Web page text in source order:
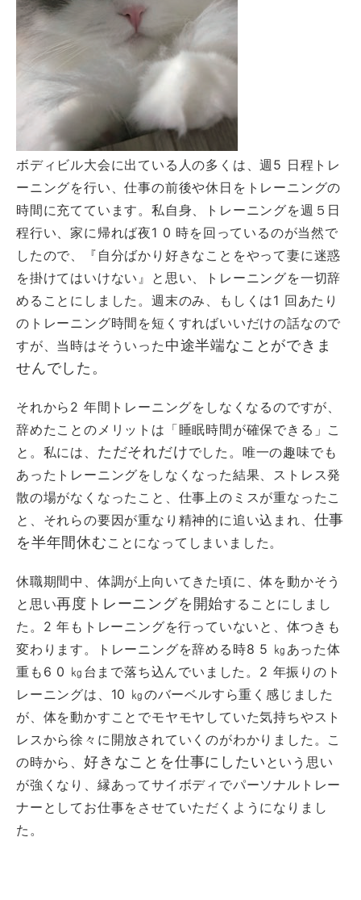
ボディビル大会に出ている人の多くは、週5 日程トレ
ーニングを行い、仕事の前後や休日をトレーニングの
時間に充てています。私自身、トレーニングを週５日
程行い、家に帰れば夜1 0 時を回っているのが当然で
したので、『自分ばかり好きなことをやって妻に迷惑
を掛けてはいけない』と思い、トレーニングを一切辞
めることにしました。週末のみ、もしくは1 回あたり
のトレーニング時間を短くすればいいだけの話なので
すが、当時はそういった 中途半端なことができま
せんでした。
それから2 年間トレーニングをしなくなるのですが、
辞めたことのメリットは「睡眠時間が確保できる」こ
と。私には、 ただそれだけでした。唯一の趣味でも
あったトレーニングをしなくなった結果、ストレス発
散の場がなくなったこと、仕事上のミスが重なったこ
と、それらの要因が重なり精神的に追い込まれ、 仕事
を半年間休む ことになってしまいました。
休職期間中、体調が上向いてきた頃に、体を動かそう
と思い再度トレーニングを開始することにしまし
た。2 年もトレーニングを行っていないと、体つきも
変わります。トレーニングを辞める時8 5 ㎏あった体
重も6 0 ㎏台まで落ち込んでいました。2 年振りのト
レーニングは、10 ㎏のバーベルすら重く感じました
が、体を動かすことでモヤモヤしていた気持ちやスト
レスから徐々に開放されていくのがわかりました。こ
の時から、 好きなことを仕事にしたい という思い
が強くなり、縁あってサイボディでパーソナルトレー
ナーとしてお仕事をさせていただくようになりまし
た。